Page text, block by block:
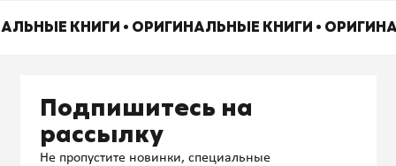
КНИГИ • ОРИГИНАЛЬНЫЕ КНИГИ •
Подпишитесь на
рассылку
Не пропустите новинки, специальные